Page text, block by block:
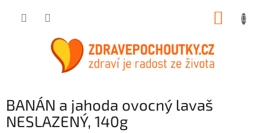
BANÁN a jahoda ovocný lavaš
NESLAZENÝ, 140g